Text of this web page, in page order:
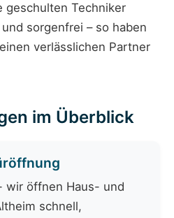
geschulten Techniker
sorgenfrei – so haben
verlässlichen Partner
im Überblick
wir öffnen Haus- und
schnell,